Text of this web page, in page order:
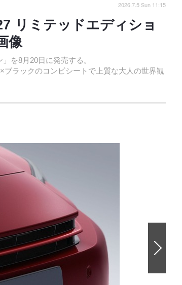
リミテッドエディショ
像
を8月20日に発売する。
ラックのコンビシートで上質な大人の世界観
2026.7.5 Sun 11:15